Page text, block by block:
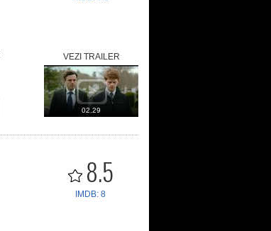
VEZI TRAILER
02.29
8.5
IMDB: 8